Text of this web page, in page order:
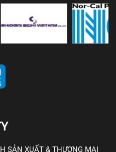
SẢN XUẤT & THƯƠNG MẠI